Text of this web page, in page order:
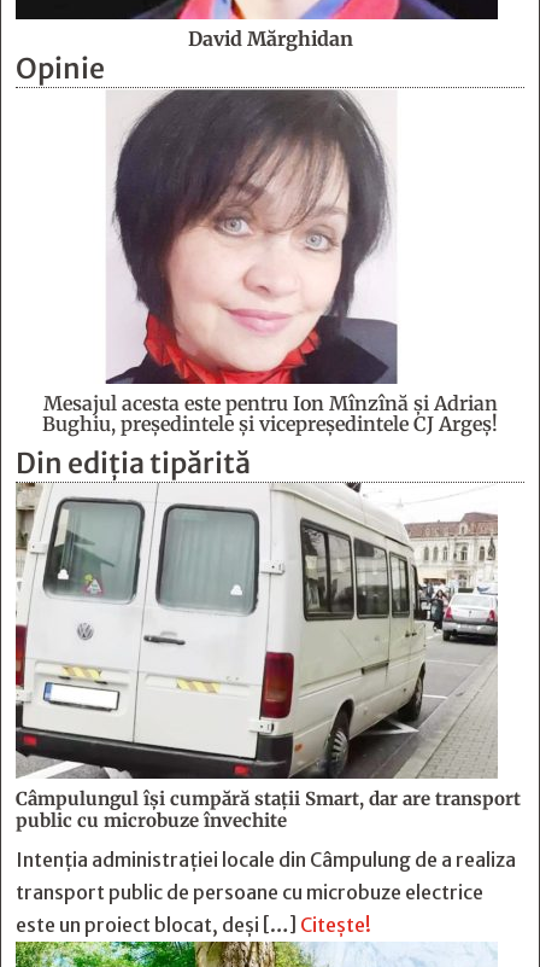
David Mărghidan
Opinie
Mesajul acesta este pentru Ion Mînzînă şi Adrian
Bughiu, preşedintele şi vicepreşedintele CJ Argeş!
Din ediția tipărită
Câmpulungul îşi cumpără staţii Smart, dar are transport
public cu microbuze învechite
Intenția administrației locale din Câmpulung de a realiza
transport public de persoane cu microbuze electrice
este un proiect blocat, deși […] Citește!